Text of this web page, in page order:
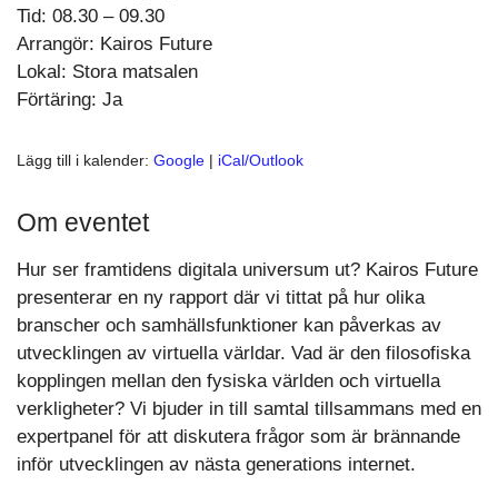
Tid: 08.30 – 09.30
Arrangör: Kairos Future
Lokal: Stora matsalen
Förtäring: Ja
Lägg till i kalender: Google | iCal/Outlook
Om eventet
Hur ser framtidens digitala universum ut? Kairos Future
presenterar en ny rapport där vi tittat på hur olika
branscher och samhällsfunktioner kan påverkas av
utvecklingen av virtuella världar. Vad är den filosofiska
kopplingen mellan den fysiska världen och virtuella
verkligheter? Vi bjuder in till samtal tillsammans med en
expertpanel för att diskutera frågor som är brännande
inför utvecklingen av nästa generations internet.